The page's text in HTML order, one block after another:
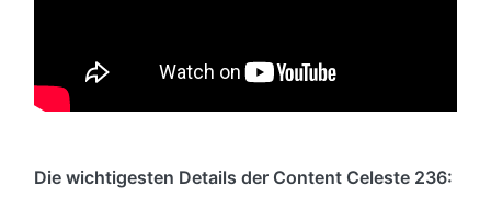
Die wichtigesten Details der Content Celeste 236: